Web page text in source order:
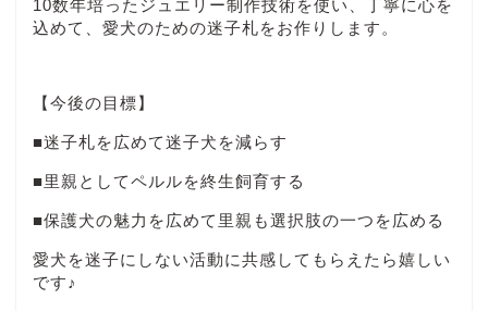
10数年培ったジュエリー制作技術を使い、丁寧に心を
込めて、愛犬のための迷子札をお作りします。
【今後の目標】
■迷子札を広めて迷子犬を減らす
■里親としてペルルを終生飼育する
■保護犬の魅力を広めて里親も選択肢の一つを広める
愛犬を迷子にしない活動に共感してもらえたら嬉しい
です♪